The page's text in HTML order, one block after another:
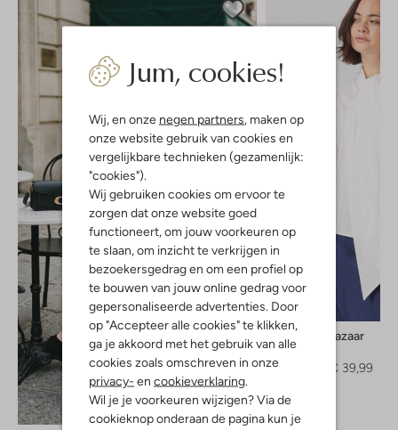
Jum, cookies!
Wij, en onze negen partners, maken op
onze website gebruik van cookies en
vergelijkbare technieken (gezamenlijk:
"cookies").
Wij gebruiken cookies om ervoor te
zorgen dat onze website goed
functioneert, om jouw voorkeuren op
te slaan, om inzicht te verkrijgen in
bezoekersgedrag en om een profiel op
te bouwen van jouw online gedrag voor
gepersonaliseerde advertenties. Door
op "Accepteer alle cookies" te klikken,
ga je akkoord met het gebruik van alle
cookies zoals omschreven in onze
privacy- en cookieverklaring.
Wil je je voorkeuren wijzigen? Via de
cookieknop onderaan de pagina kun je
Ontdek de look
-60%
Bruuns Bazaar
Blouse
€ 39,99